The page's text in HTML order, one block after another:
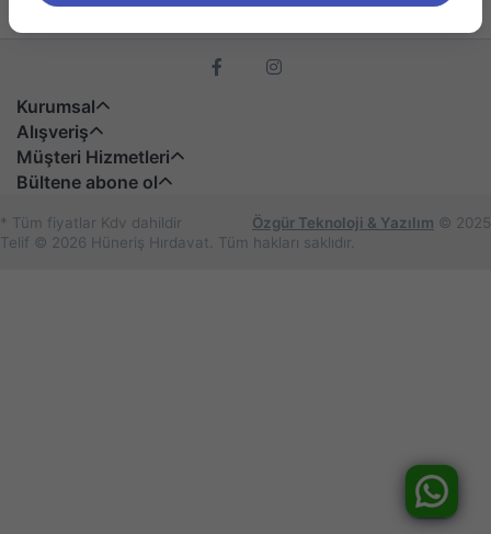
Kurumsal
Alışveriş
Müşteri Hizmetleri
Bültene abone ol
* Tüm fiyatlar Kdv dahildir Özgür Teknoloji & Yazılım © 2025
Telif © 2026 Hüneriş Hırdavat. Tüm hakları saklıdır.